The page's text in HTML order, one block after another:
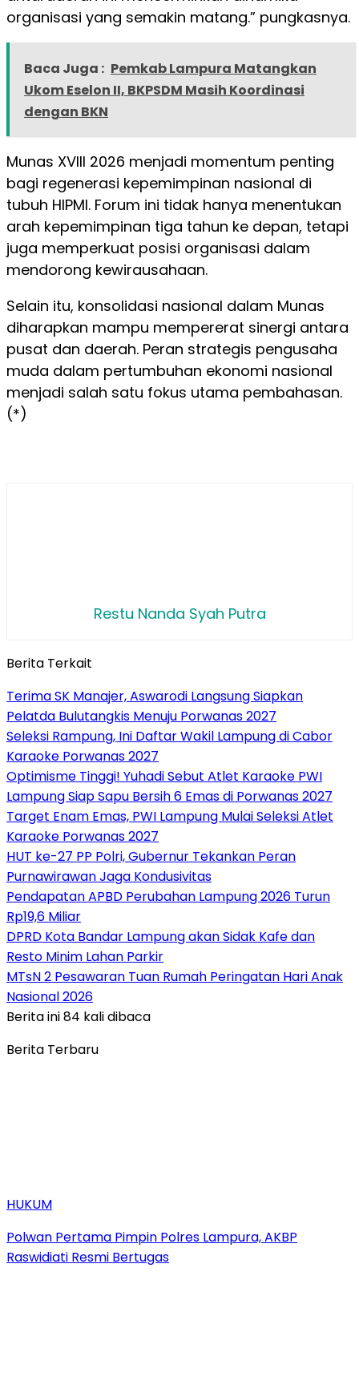
organisasi yang semakin matang.” pungkasnya.
Baca Juga : Pemkab Lampura Matangkan
Ukom Eselon II, BKPSDM Masih Koordinasi
dengan BKN
Munas XVIII 2026 menjadi momentum penting
bagi regenerasi kepemimpinan nasional di
tubuh HIPMI. Forum ini tidak hanya menentukan
arah kepemimpinan tiga tahun ke depan, tetapi
juga memperkuat posisi organisasi dalam
mendorong kewirausahaan.
Selain itu, konsolidasi nasional dalam Munas
diharapkan mampu mempererat sinergi antara
pusat dan daerah. Peran strategis pengusaha
muda dalam pertumbuhan ekonomi nasional
menjadi salah satu fokus utama pembahasan.
(*)
Restu Nanda Syah Putra
Berita Terkait
Terima SK Manajer, Aswarodi Langsung Siapkan
Pelatda Bulutangkis Menuju Porwanas 2027
Seleksi Rampung, Ini Daftar Wakil Lampung di Cabor
Karaoke Porwanas 2027
Optimisme Tinggi! Yuhadi Sebut Atlet Karaoke PWI
Lampung Siap Sapu Bersih 6 Emas di Porwanas 2027
Target Enam Emas, PWI Lampung Mulai Seleksi Atlet
Karaoke Porwanas 2027
HUT ke-27 PP Polri, Gubernur Tekankan Peran
Purnawirawan Jaga Kondusivitas
Pendapatan APBD Perubahan Lampung 2026 Turun
Rp19,6 Miliar
DPRD Kota Bandar Lampung akan Sidak Kafe dan
Resto Minim Lahan Parkir
MTsN 2 Pesawaran Tuan Rumah Peringatan Hari Anak
Nasional 2026
Berita ini 84 kali dibaca
Berita Terbaru
HUKUM
Polwan Pertama Pimpin Polres Lampura, AKBP
Raswidiati Resmi Bertugas